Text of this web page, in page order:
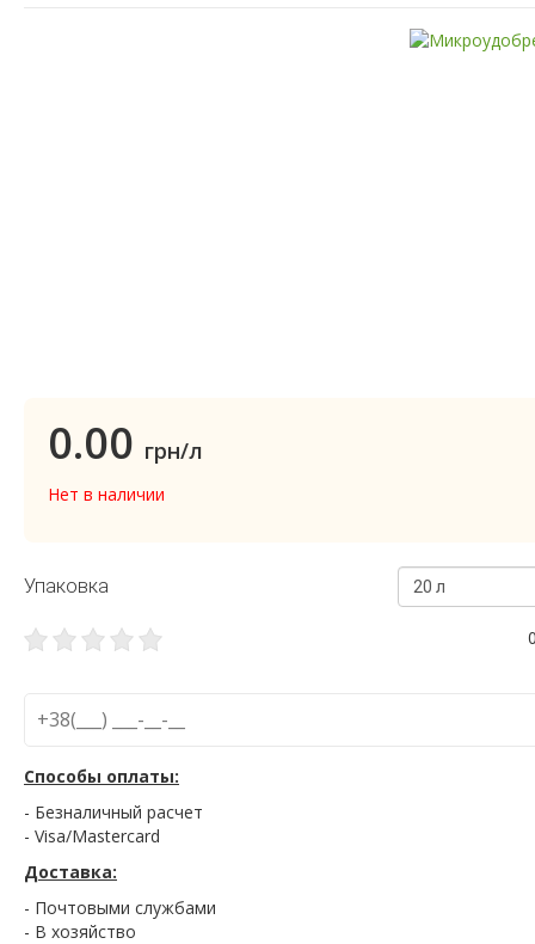
0.00 грн/л
Нет в наличии
Упаковка 20 л
Способы оплаты:
- Безналичный расчет
- Visa/Mastercard
Доставка:
- Почтовыми службами
- В хозяйство